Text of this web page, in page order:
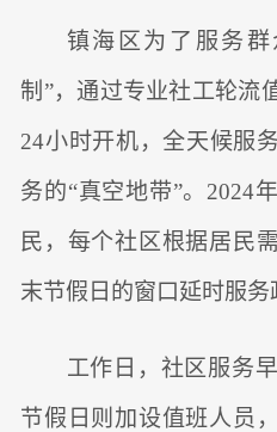
镇海区为了服务
制”，通过专业社工轮流
24小时开机，全天候服
务的“真空地带”。2024
民，每个社区根据居民
末节假日的窗口延时服务
工作日，社区服务
节假日则加设值班人员